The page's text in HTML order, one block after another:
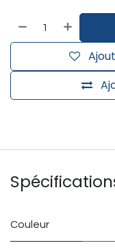
Couleur